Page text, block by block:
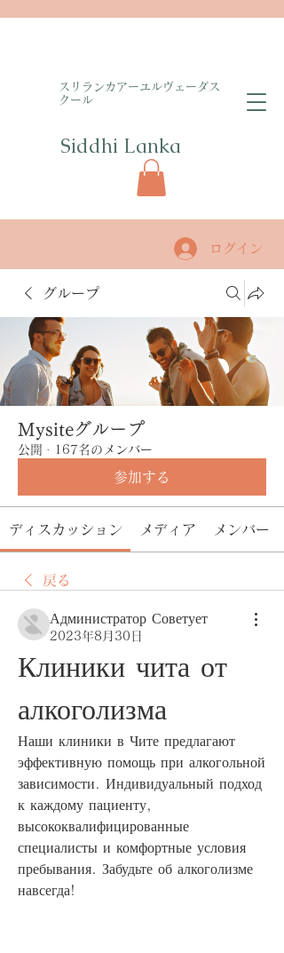
​スリランカアーユルヴェーダス
クール
Siddhi Lanka​
ログイン
グループ
Mysiteグループ
公開 · 167名のメンバー
参加する
ディスカッション メディア メンバー
戻る
Администратор Советует
2023年8月30日
Клиники чита от
алкоголизма
Наши клиники в Чите предлагают
эффективную помощь при алкогольной
зависимости. Индивидуальный подход
к каждому пациенту,
высококвалифицированные
специалисты и комфортные условия
пребывания. Забудьте об алкоголизме
навсегда!